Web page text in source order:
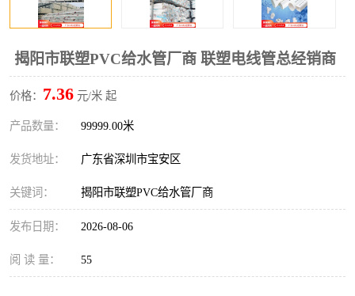
揭阳市联塑PVC给水管厂商 联塑电线管总经销商
价格： 7.36 元/米 起
产品数量： 99999.00米
发货地址： 广东省深圳市宝安区
关键词： 揭阳市联塑PVC给水管厂商
发布日期： 2026-08-06
阅 读 量： 55